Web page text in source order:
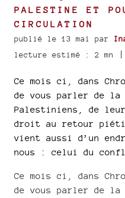
PALESTINE ET
CIRCULATION
publié le 13 mai par
lecture estimé : 2 mn
|
Ce mois ci, dans
de vous parler de la
Palestiniens, de
droit au retour
vient aussi d’un
nous : celui du
Ce mois ci, dans
de vous parler de la